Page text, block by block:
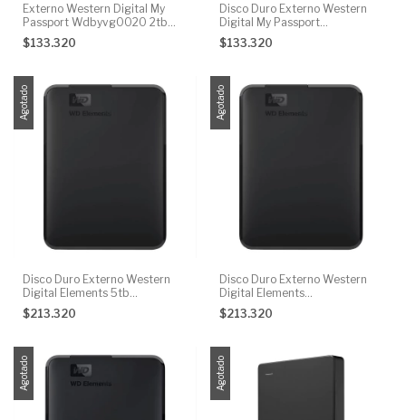
Externo Western Digital My
Passport Wdbyvg0020 2tb
Negro
$133.320
Disco Duro Externo Western
Digital My Passport
Wdbyvg0020 2t
$133.320
Agotado
Disco Duro Externo Western
Digital Elements 5tb
Wdbu6y0050bb
$213.320
Agotado
Disco Duro Externo Western
Digital Elements
Wdbu6y0050bbk-wesn 5tb
Negro
$213.320
Agotado Agotado